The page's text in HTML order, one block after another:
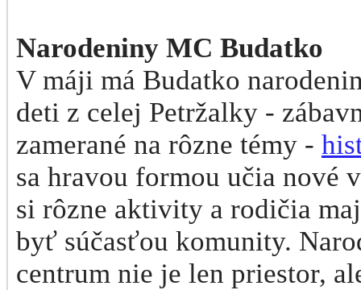
Narodeniny MC Budatko
V máji má Budatko
deti z celej Petržalky -
zamerané na rôzne témy -
sa hravou formou učia nové
si rôzne aktivity a rodičia
byť súčasťou komunity.
centrum nie je len priestor,